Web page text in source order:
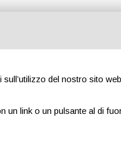
del nostro sito
un link o un pulsante al di